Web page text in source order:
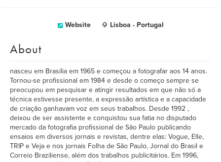
Website Lisboa - Portugal
About
nasceu em Brasília em 1965 e começou a fotografar aos 14 anos.
Tornou-se profissional em 1984 e desde o começo sempre se
preocupou em pesquisar e atingir resultados em que não só a
técnica estivesse presente, a expressão artística e a capacidade
de criação ganhavam voz em seus trabalhos. Desde 1992 ,
deixou de ser assistente e conquistou sua fatia no disputado
mercado da fotografia profissional de São Paulo publicando
ensaios em diversos jornais e revistas, dentre elas: Vogue, Elle,
TRIP e Veja e nos jornais Folha de São Paulo, Jornal do Brasil e
Correio Braziliense, além dos trabalhos publicitários. Em 1996,